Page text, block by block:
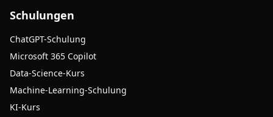
Schulungen
ChatGPT-Schulung
Microsoft 365 Copilot
Data-Science-Kurs
Machine-Learning-Schulung
KI-Kurs